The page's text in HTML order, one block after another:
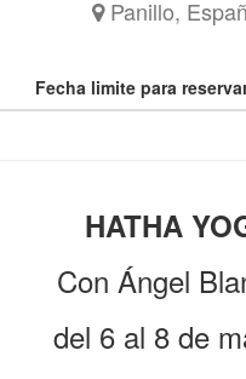
Panillo,
Fecha limite para
HATHA
Con Ángel
del 6 al 8 de